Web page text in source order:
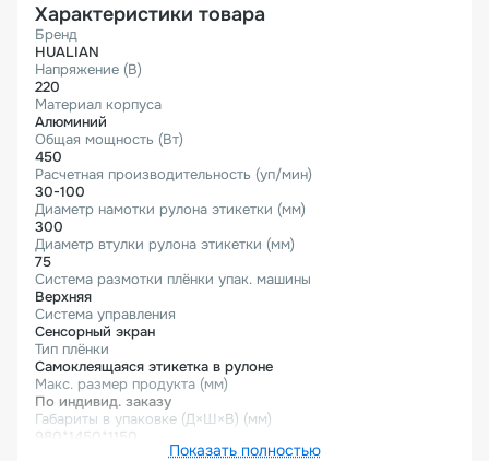
Характеристики товара
Бренд
HUALIAN
Напряжение (В)
220
Материал корпуса
Алюминий
Общая мощность (Вт)
450
Расчетная производительность (уп/мин)
30-100
Диаметр намотки рулона этикетки (мм)
300
Диаметр втулки рулона этикетки (мм)
75
Система размотки плёнки упак. машины
Верхняя
Система управления
Сенсорный экран
Тип плёнки
Самоклеящаяся этикетка в рулоне
Макс. размер продукта (мм)
По индивид. заказу
Габариты в упаковке (Д×Ш×В) (мм)
980*1450*1150
Показать полностью